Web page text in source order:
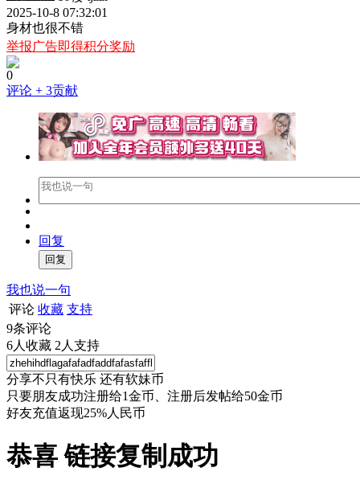
2025-10-8 07:32:01
身材也很不错
举报广告即得积分奖励
0
评论 + 3贡献
回复
我也说一句
评论 收藏 支持
9条评论
6人收藏 2 人支持
分享不只有快乐 还有软妹币
只要朋友成功注册给1金币、注册后发帖给50金币
好友充值返现25%人民币
恭喜 链接复制成功